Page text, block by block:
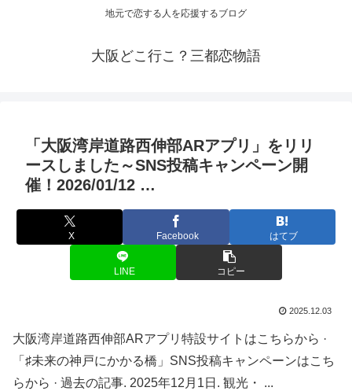
地元で恋する人を応援するブログ
大阪どこ行こ？三都恋物語
「 大阪湾岸道路西伸部ARアプリ」をリリ
ースしました～SNS投稿キャンペーン開
催！2026/01/12 …
X Facebook はてブ
LINE コピー
2025.12.03
大阪湾岸道路西伸部ARアプリ特設サイトはこちらから ·
「♯未来の神戸にかかる橋」SNS投稿キャンペーンはこち
らから · 過去の記事. 2025年12月1日. 観光・ ...